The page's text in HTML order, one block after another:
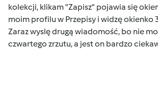
kolekcji, klikam "Zapisz" pojawia się
moim profilu w Przepisy i widzę okienko
Zaraz wyslę drugą wiadomość, bo nie
czwartego zrzutu, a jest on bardzo